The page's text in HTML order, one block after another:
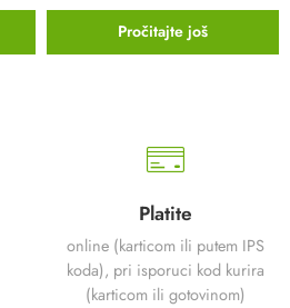
Pročitajte još
Platite
online (karticom ili putem IPS
koda), pri isporuci kod kurira
(karticom ili gotovinom)